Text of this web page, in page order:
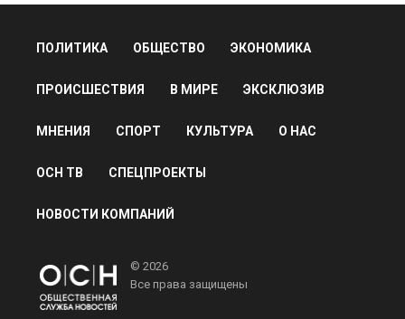
ПОЛИТИКА ОБЩЕСТВО ЭКОНОМИКА
ПРОИСШЕСТВИЯ В МИРЕ ЭКСКЛЮЗИВ
МНЕНИЯ СПОРТ КУЛЬТУРА О НАС
ОСН ТВ СПЕЦПРОЕКТЫ
НОВОСТИ КОМПАНИЙ
© 2026
Все права защищены